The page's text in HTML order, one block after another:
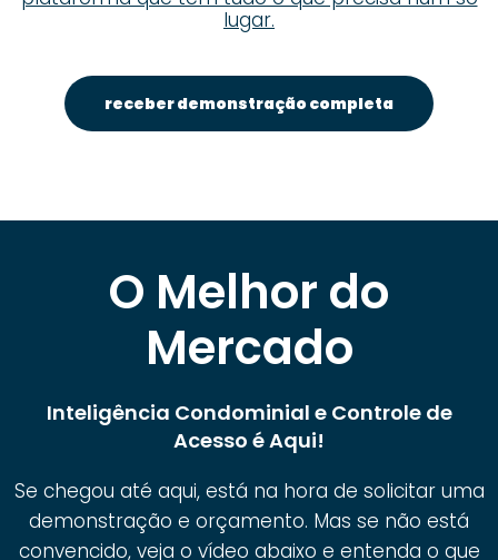
lugar.
receber demonstração completa
O Melhor do
Mercado
Inteligência Condominial e Controle de
Acesso é Aqui!
Se chegou até aqui, está na hora de solicitar uma
demonstração e orçamento. Mas se não está
convencido, veja o vídeo abaixo e entenda o que